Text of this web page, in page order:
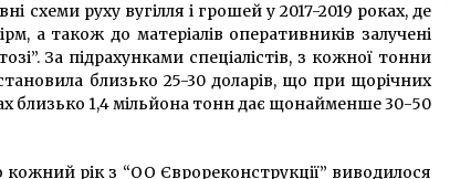
схеми руху вугілля і грошей у 2017-2019 роках, де
а також до матеріалів оперативників залучені
За підрахунками спеціалістів, з кожної тонни
близько 25-30 доларів, що при щорічних
близько 1,4 мільйона тонн дає щонайменше 30-50
рік з “ОО Єврореконструкції” виводилося